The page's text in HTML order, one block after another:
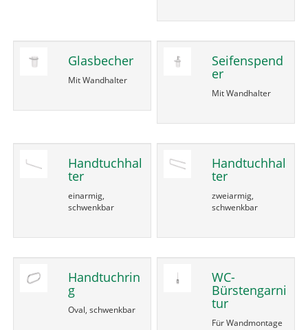
Glasbecher
Mit Wandhalter
Seifenspend
er
Mit Wandhalter
Handtuchhal
ter
einarmig,
schwenkbar
Handtuchhal
ter
zweiarmig,
schwenkbar
Handtuchrin
g
Oval, schwenkbar
WC-
Bürstengarni
tur
Für Wandmontage